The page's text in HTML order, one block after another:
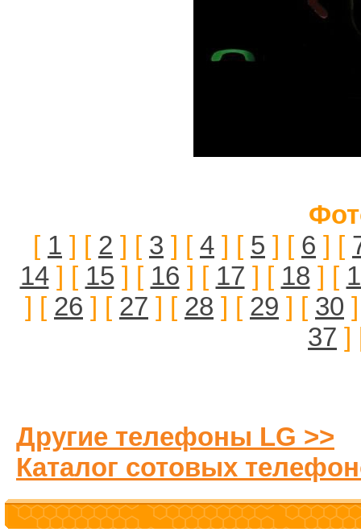
[ 1 ] [ 2 ] [ 3 ] [ 4 ] [ 5 ] [ 6 ] [
14] [ 15 ] [ 16 ] [ 17 ] [ 18 ] [
] [ 26 ] [ 27 ] [ 28 ] [ 29 ] [ 30
37 ]
Другие телефоны LG >>
Каталог сотовых